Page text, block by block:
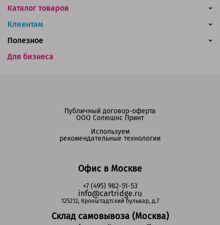
Каталог товаров
Клиентам
Для бизнеса
Полезное
Офис в Москве
+7 (495) 982-51-53
info@cartridge.ru
125212, Кронштадтский бульвар, д.7
Склад самовывоза (Москва)
Публичный договор-оферта
ООО Солюшнс Принт
Используем
рекомендательные технологии